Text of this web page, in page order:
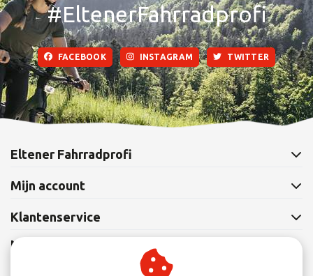
#EltenerFahrradprofi
FACEBOOK INSTAGRAM TWITTER
Eltener Fahrradprofi
Mijn account
Klantenservice
Nieuwsbrief
Abonneer je op onze nieuwsbrief om op de hoogte te blijven.